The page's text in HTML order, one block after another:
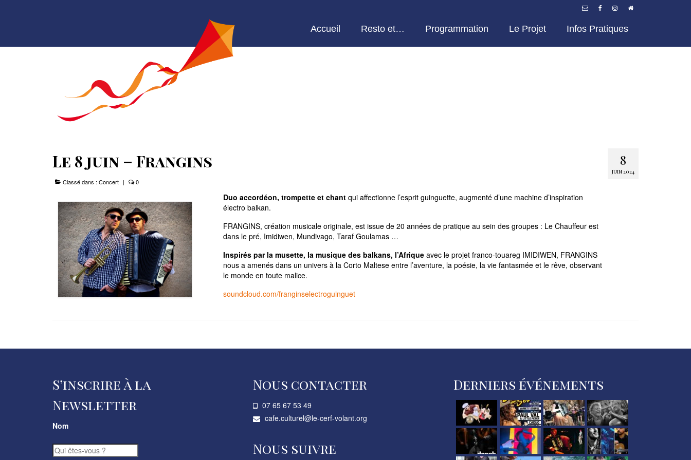
Accueil Resto et… Programmation Le Projet Infos Pratiques
8
JUIN 2024
Le 8 juin – Frangins
Classé dans : Concert | 0
Duo accordéon, trompette et chantqui affectionne l’esprit guinguette, augmenté d’une machine d’inspiration
électro balkan.
FRANGINS, création musicale originale, est issue de 20 années de pratique au sein des groupes : Le Chauffeur est
dans le pré, Imidiwen, Mundivago, Taraf Goulamas …
Inspirés par la musette, la musique des balkans, l’Afrique avec le projet franco-touareg IMIDIWEN, FRANGINS
nous a amenés dans un univers à la Corto Maltese entre l’aventure, la poésie, la vie fantasmée et le rêve, observant
le monde en toute malice.
soundcloud.com/franginselectroguinguet
S’inscrire à la
Newsletter
Nom
Nous contacter
07 65 67 53 49­
cafe.culturel@le-cerf-volant.org
Nous suivre
Derniers événements